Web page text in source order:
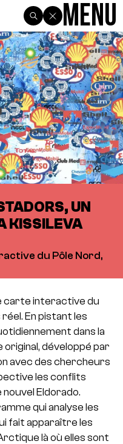
Menu
UN
KISSILEVA
du Pôle Nord,
carte interactive du
En pistant les
dans la
développé par
avec des chercheurs
les conflits
Eldorado.
qui analyse les
fait apparaître les
là où elles sont